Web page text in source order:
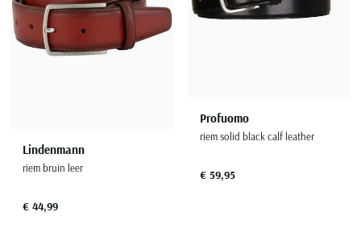
Lindenmann
riem bruin leer
€ 44,99
Profuomo
riem solid black calf leather
€ 59,95